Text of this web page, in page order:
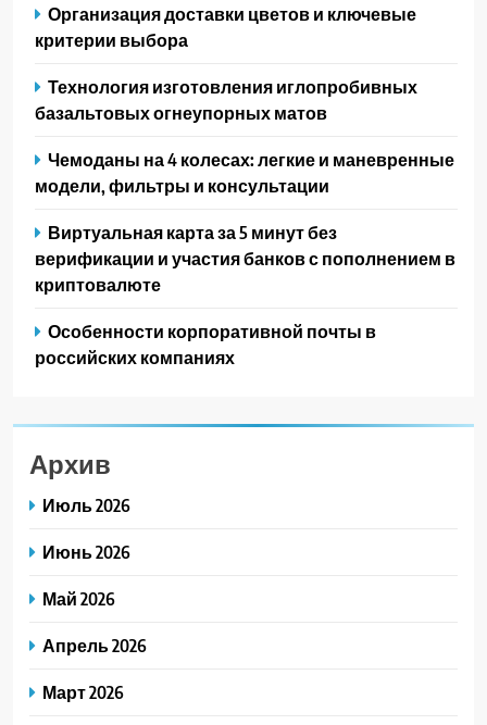
Организация доставки цветов и ключевые
критерии выбора
Технология изготовления иглопробивных
базальтовых огнеупорных матов
Чемоданы на 4 колесах: легкие и маневренные
модели, фильтры и консультации
Виртуальная карта за 5 минут без
верификации и участия банков с пополнением в
криптовалюте
Особенности корпоративной почты в
российских компаниях
Архив
Июль 2026
Июнь 2026
Май 2026
Апрель 2026
Март 2026